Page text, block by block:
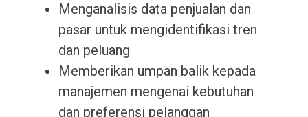
Menganalisis data penjualan dan
pasar untuk mengidentifikasi tren
dan peluang
Memberikan umpan balik kepada
manajemen mengenai kebutuhan
dan preferensi pelanggan